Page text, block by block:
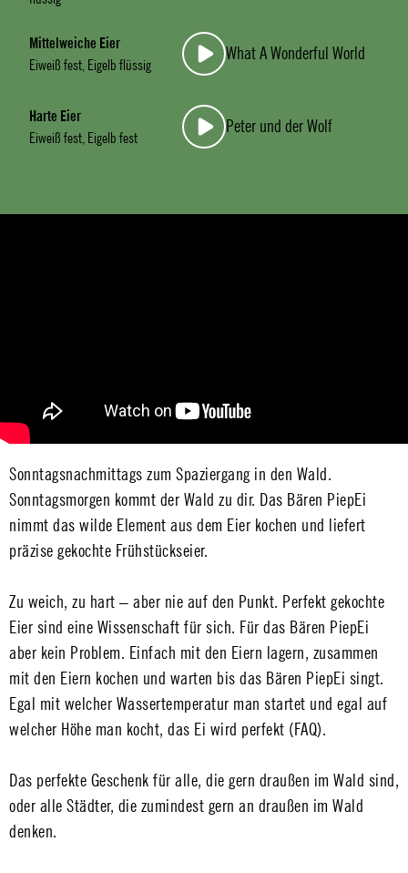
Mittelweiche Eier
Eiweiß fest, Eigelb flüssig
What A Wonderful World
Harte Eier
Eiweiß fest, Eigelb fest
Peter und der Wolf
Sonntagsnachmittags zum Spaziergang in den Wald.
Sonntagsmorgen kommt der Wald zu dir. Das Bären PiepEi
nimmt das wilde Element aus dem Eier kochen und liefert
präzise gekochte Frühstückseier.
Zu weich, zu hart – aber nie auf den Punkt. Perfekt gekochte
Eier sind eine Wissenschaft für sich. Für das Bären PiepEi
aber kein Problem. Einfach mit den Eiern lagern, zusammen
mit den Eiern kochen und warten bis das Bären PiepEi singt.
Egal mit welcher Wassertemperatur man startet und egal auf
welcher Höhe man kocht, das Ei wird perfekt (FAQ).
Das perfekte Geschenk für alle, die gern draußen im Wald sind,
oder alle Städter, die zumindest gern an draußen im Wald
denken.